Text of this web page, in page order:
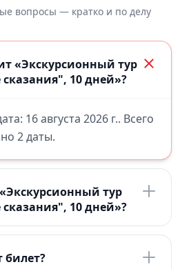
вопросы — кратко и по делу
«Экскурсионный тур
10 дней»?
16 августа 2026 г.. Всего
2 даты.
тур
10 дней»?
билет?